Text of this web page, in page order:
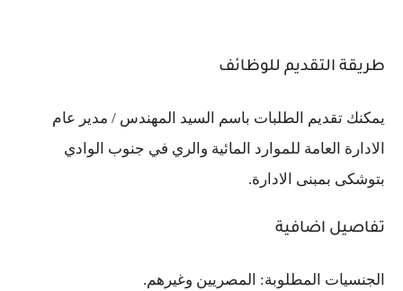
طريقة التقديم للوظائف
يمكنك تقديم الطلبات باسم السيد المهندس / مدير عام
الادارة العامة للموارد المائية والري في جنوب الوادي
بتوشكى بمبنى الادارة.
تفاصيل اضافية
الجنسيات المطلوبة: المصريين وغيرهم.